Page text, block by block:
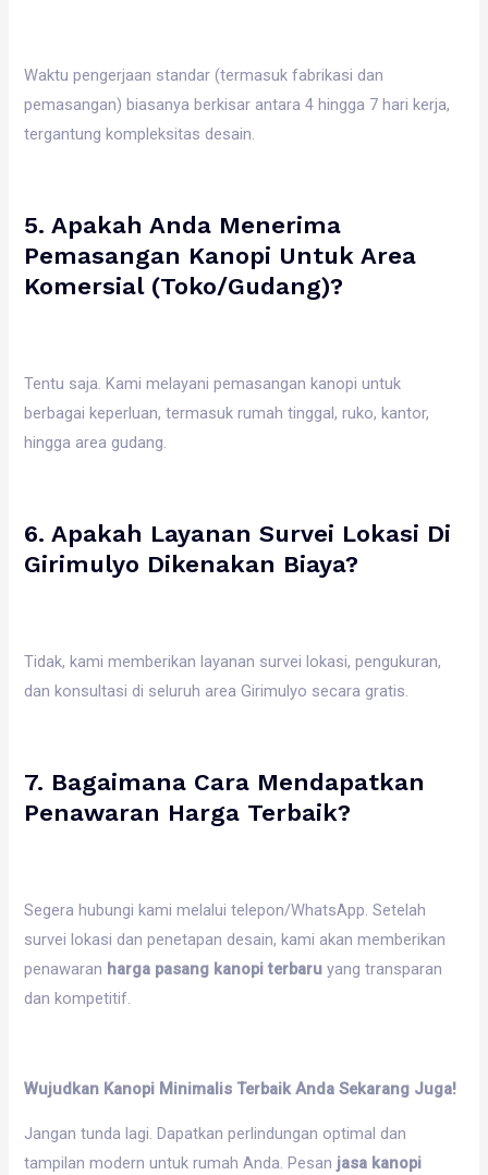
Waktu pengerjaan standar (termasuk fabrikasi dan
pemasangan) biasanya berkisar antara 4 hingga 7 hari kerja,
tergantung kompleksitas desain.
5. Apakah Anda Menerima
Pemasangan Kanopi Untuk Area
Komersial (toko/gudang)?
Tentu saja. Kami melayani pemasangan kanopi untuk
berbagai keperluan, termasuk rumah tinggal, ruko, kantor,
hingga area gudang.
6. Apakah Layanan Survei Lokasi Di
Girimulyo Dikenakan Biaya?
Tidak, kami memberikan layanan survei lokasi, pengukuran,
dan konsultasi di seluruh area Girimulyo secara gratis.
7. Bagaimana Cara Mendapatkan
Penawaran Harga Terbaik?
Segera hubungi kami melalui telepon/WhatsApp. Setelah
survei lokasi dan penetapan desain, kami akan memberikan
penawaran harga pasang kanopi terbaru yang transparan
dan kompetitif.
Wujudkan Kanopi Minimalis Terbaik Anda Sekarang Juga!
Jangan tunda lagi. Dapatkan perlindungan optimal dan
tampilan modern untuk rumah Anda. Pesan jasa kanopi